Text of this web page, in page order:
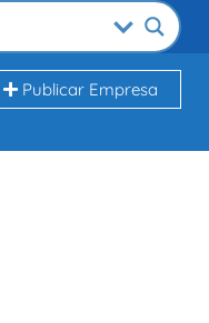
Publicar Empresa